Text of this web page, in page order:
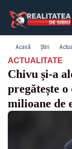
Acasă Știri
ACTUALITATE·
Chivu și-a
pregătește
milioane de